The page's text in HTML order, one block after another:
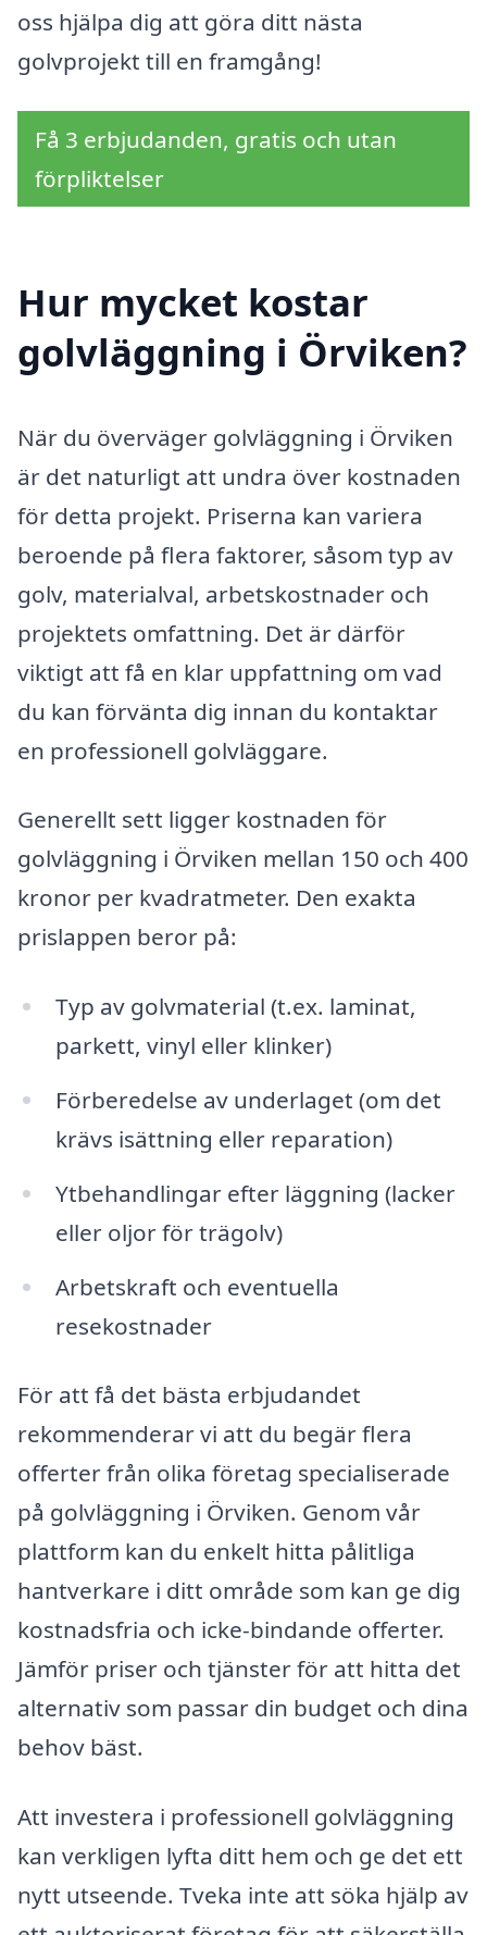
oss hjälpa dig att göra ditt nästa
golvprojekt till en framgång!
Få 3 erbjudanden, gratis och utan
förpliktelser
Hur mycket kostar
golvläggning i Örviken?
När du överväger golvläggning i Örviken
är det naturligt att undra över kostnaden
för detta projekt. Priserna kan variera
beroende på flera faktorer, såsom typ av
golv, materialval, arbetskostnader och
projektets omfattning. Det är därför
viktigt att få en klar uppfattning om vad
du kan förvänta dig innan du kontaktar
en professionell golvläggare.
Generellt sett ligger kostnaden för
golvläggning i Örviken mellan 150 och 400
kronor per kvadratmeter. Den exakta
prislappen beror på:
Typ av golvmaterial (t.ex. laminat,
parkett, vinyl eller klinker)
Förberedelse av underlaget (om det
krävs isättning eller reparation)
Ytbehandlingar efter läggning (lacker
eller oljor för trägolv)
Arbetskraft och eventuella
resekostnader
För att få det bästa erbjudandet
rekommenderar vi att du begär flera
offerter från olika företag specialiserade
på golvläggning i Örviken. Genom vår
plattform kan du enkelt hitta pålitliga
hantverkare i ditt område som kan ge dig
kostnadsfria och icke-bindande offerter.
Jämför priser och tjänster för att hitta det
alternativ som passar din budget och dina
behov bäst.
Att investera i professionell golvläggning
kan verkligen lyfta ditt hem och ge det ett
nytt utseende. Tveka inte att söka hjälp av